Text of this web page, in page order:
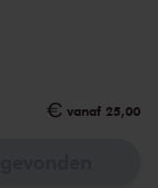
vanaf 25,00